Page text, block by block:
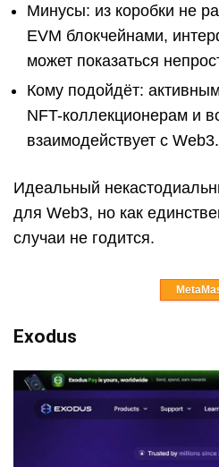
Минусы: из коробки не
EVM блокчейнами,
может показаться
Кому подойдёт:
NFT-коллекционерам и
взаимодействует с Web3.
Идеальный
для Web3, но как
случаи не годится.
Exodus